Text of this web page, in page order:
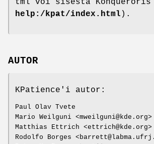
tml või sisesta Konqueroris
help:/kpat/index.html ).
AUTOR
KPatience'i autor:
Paul Olav Tvete
Mario Weilguni <mweilguni@kde.org>
Matthias Ettrich <ettrich@kde.org>
Rodolfo Borges